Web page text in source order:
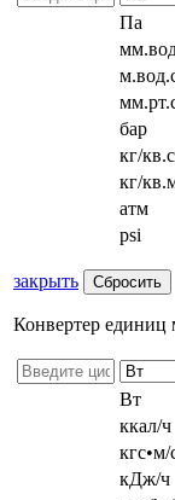
Па
бар
кг/
кг/
атм
psi
закрыть
Конвертер единиц
Вт
ккал/ч
кгс•м/
кДж/ч